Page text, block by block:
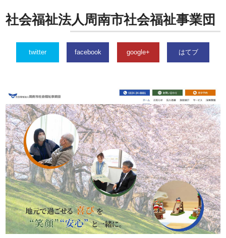
社会福祉法人周南市社会福祉事業団
twitter facebook google+ はてブ